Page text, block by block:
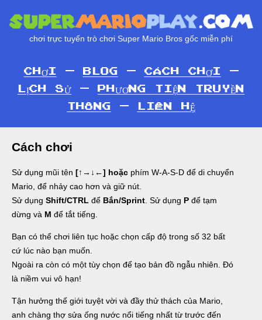
chơi trực tuyến trò chơi Super Mario Bros gốc miễn phí
CHƠI — BLOG — CÁCH CHƠI —
LỊCH SỬ —
PHƯƠNG TIỆN TRUYỀN
THÔNG — LIÊN HỆ
Cách chơi
Sử dụng mũi tên [↑→↓←] hoặc phím W-A-S-D để di chuyển
Mario, để nhảy cao hơn và giữ nút.
Sử dụng Shift/CTRL để Bắn/Sprint . Sử dụng P để tạm
dừng và M để tắt tiếng.
Bạn có thể chơi liên tục hoặc chọn cấp độ trong số 32 bất
cứ lúc nào bạn muốn.
Ngoài ra còn có một tùy chọn để tạo bản đồ ngẫu nhiên. Đó
là niềm vui vô hạn!
Tận hưởng thế giới tuyệt vời và đầy thử thách của Mario,
anh chàng thợ sửa ống nước nổi tiếng nhất từ trước đến